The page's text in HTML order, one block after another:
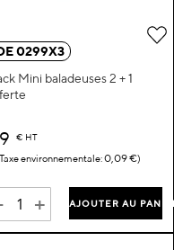
ma liste d’envie
0299X3
Mini baladeuses 2 + 1
€ HT
0,09 €
+ AJOUTER AU